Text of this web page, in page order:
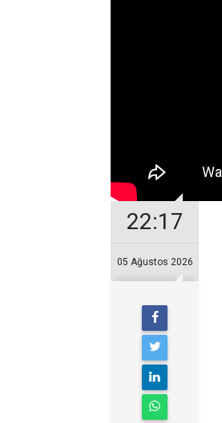
22:17
05 Ağustos 2026